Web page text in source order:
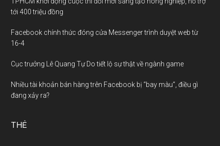
tới 400 triệu đồng
Facebook chính thức đóng cửa Messenger trình duyệt web từ
16-4
Cục trưởng Lê Quang Tự Do tiết lộ sự thật về ngành game
Nhiều tài khoản bán hàng trên Facebook bị “bay màu”, điều gì
đang xảy ra?
THẺ